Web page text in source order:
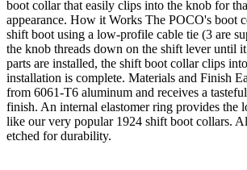
boot collar that easily clips into the knob for
appearance. How it Works The POCO's boot
shift boot using a low-profile cable tie (3 are
the knob threads down on the shift lever until
parts are installed, the shift boot collar clips
installation is complete. Materials and Finish
from 6061-T6 aluminum and receives a
finish. An internal elastomer ring provides the
like our very popular 1924 shift boot collars.
etched for durability.